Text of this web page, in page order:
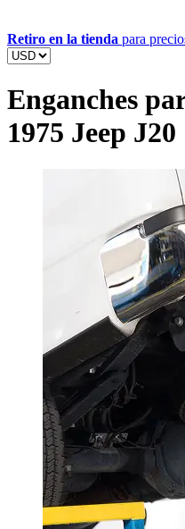
Retiro en la tienda para
Enganches
1975 Jeep J20